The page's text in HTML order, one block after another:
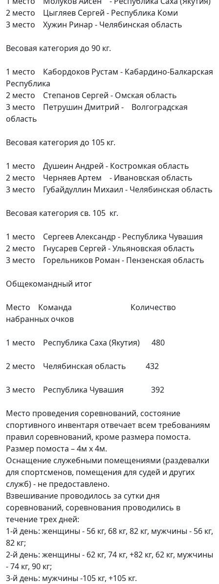
2 место Цыгляев Сергей - Республика Коми
3 место Хужин Ринар - Челябинская область
Весовая категория до 90 кг.
1 место Кабордоков Рустам - Кабардино-Балкарская
Республика
2 место Степанов Сергей - Омская область
3 место Петрушин Дмитрий - Волгоградская
область
Весовая категория до 105 кг.
1 место Душеин Андрей - Костромкая область
2 место Черняев Артем - Ивановская область
3 место Губайдуллин Михаил - Челябинская область
Весовая категория св. 105 кг.
1 место Сергеев Александр - Республика Чувашия
2 место Гнусарев Сергей - Ульяновская область
3 место Горельников Роман - Пензенская область
Общекомандный итог
Место Команда Количество
набранных очков
1 место Республика Саха (Якутия) 480
2 место Челябинская область 432
3 место Республика Чувашия 392
Место проведения соревнований, состояние
спортивного инвентаря отвечает всем требованиям
правил соревнований, кроме размера помоста.
Размер помоста – 4м х 4м.
Оснащение служебными помещениями (раздевалки
для спортсменов, помещения для судей и других
служб) - не предоставлено.
Взвешивание проводилось за сутки дня
соревнований, соревнования проводились в
течение трех дней:
1-й день: женщины - 56 кг, 68 кг, 82 кг, мужчины - 56 кг,
82 кг;
2-й день: женщины - 62 кг, 74 кг, +82 кг, 62 кг, мужчины
- 74 кг, 90 кг;
3-й день: мужчины -105 кг, +105 кг.